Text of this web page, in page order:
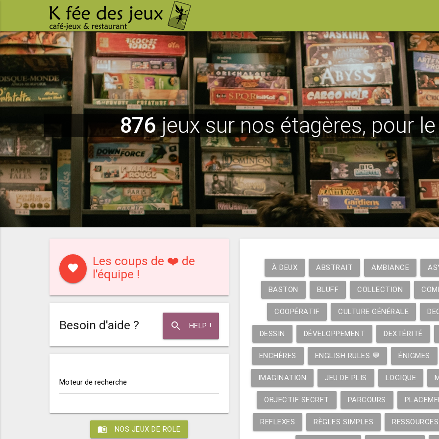
876jeux sur nos étagères, pour
favorite
Les coups de ❤️ de
l'équipe !
search HELP !
Besoin d'aide ?
Moteur de recherche
menu_book NOS JEUX DE ROLE
À DEUX ABSTRAIT AMBIANCE
BASTON BLUFF COLLECTION
COOPÉRATIF CULTURE GÉNÉRALE
DESSIN DÉVELOPPEMENT DEXTÉRITÉ
ENCHÈRES ENGLISH RULES 💬 ÉNIGMES
IMAGINATION JEU DE PLIS LOGIQUE
OBJECTIF SECRET PARCOURS
REFLEXES RÈGLES SIMPLES RESSOURCES